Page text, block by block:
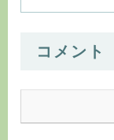
コメント